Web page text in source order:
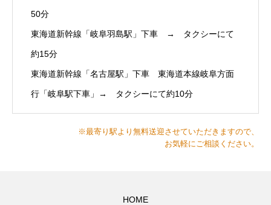
50分
東海道新幹線「岐阜羽島駅」下車 → タクシーにて
約15分
東海道新幹線「名古屋駅」下車 東海道本線岐阜方面
行「岐阜駅下車」→ タクシーにて約10分
※最寄り駅より無料送迎させていただきますので、
お気軽にご相談ください。
HOME